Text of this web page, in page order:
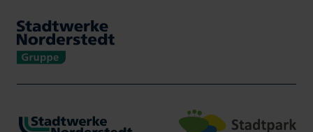
Verträge kündigen
Vertrag widerrufen